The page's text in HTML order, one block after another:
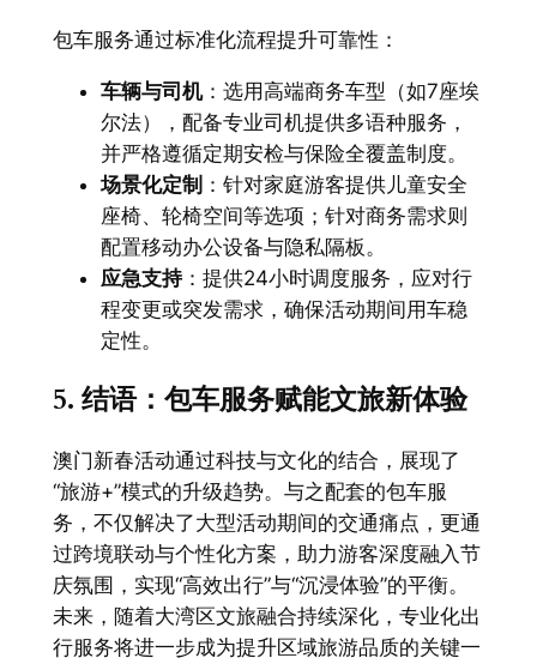
包车服务通过标准化流程提升可靠性：
车辆与司机：选用高端商务车型（如7座埃
尔法），配备专业司机提供多语种服务，
并严格遵循定期安检与保险全覆盖制度。
场景化定制 ：针对家庭游客提供儿童安全
座椅、轮椅空间等选项；针对商务需求则
配置移动办公设备与隐私隔板。
应急支持：提供24小时调度服务，应对行
程变更或突发需求，确保活动期间用车稳
定性。
5. 结语：包车服务赋能文旅新体验
澳门新春活动通过科技与文化的结合，展现了
“旅游+”模式的升级趋势。与之配套的包车服
务，不仅解决了大型活动期间的交通痛点，更通
过跨境联动与个性化方案，助力游客深度融入节
庆氛围，实现“高效出行”与“沉浸体验”的平衡。
未来，随着大湾区文旅融合持续深化，专业化出
行服务将进一步成为提升区域旅游品质的关键一